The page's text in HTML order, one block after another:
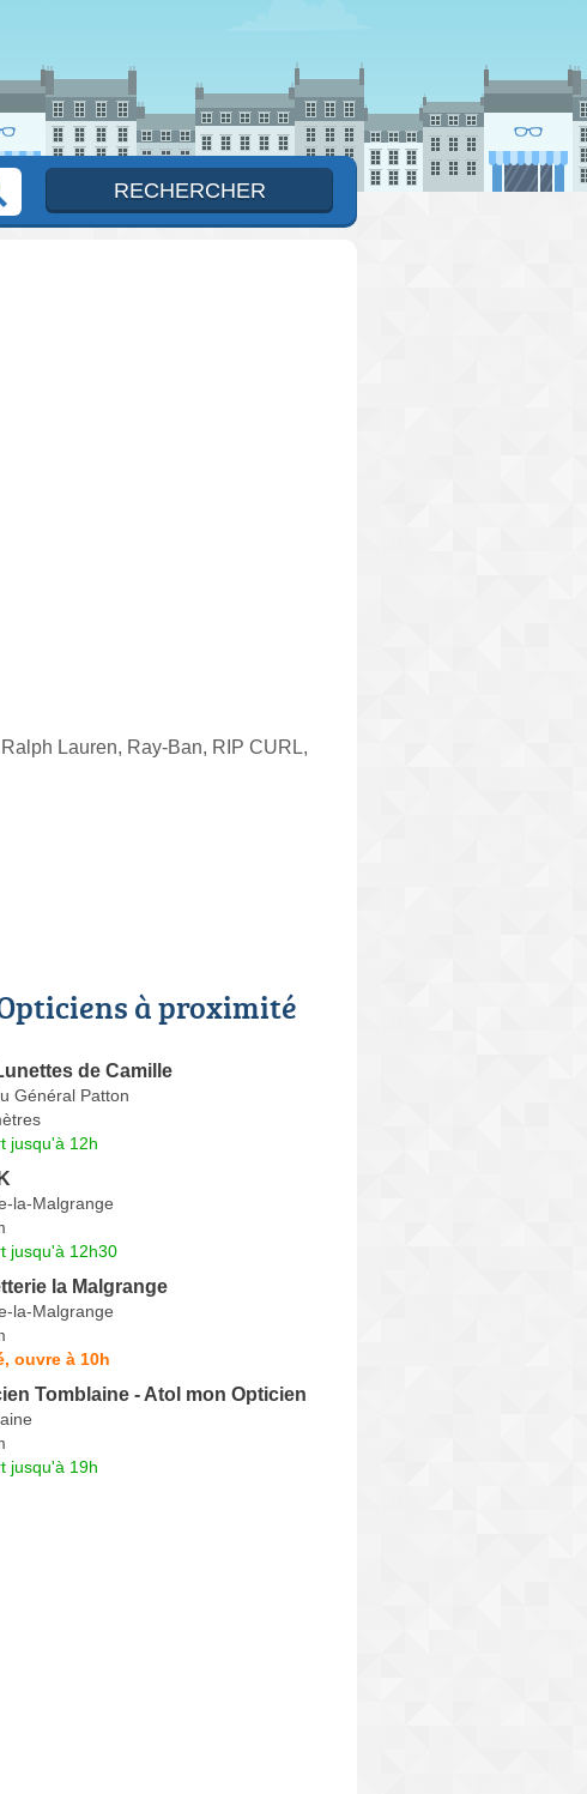
Lauren, Ray-Ban, RIP CURL,
à proximité
de Camille
Général Patton
jusqu'à 12h
la-Malgrange
jusqu'à 12h30
la Malgrange
la-Malgrange
ouvre à 10h
Tomblaine - Atol mon Opticien
jusqu'à 19h